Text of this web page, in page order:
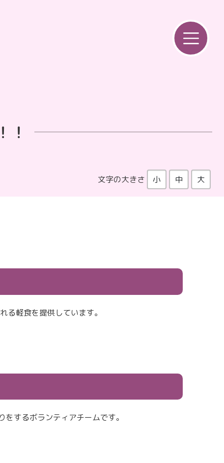
！
文字の大きさ 小 中 大
軽食を提供しています。
するボランティアチームです。